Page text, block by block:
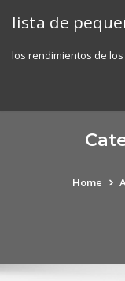
lista de
los rendimientos de
Home